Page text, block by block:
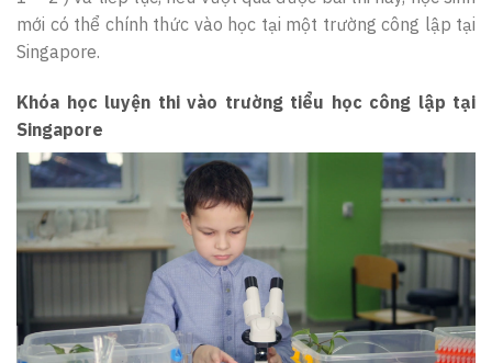
mới có thể chính thức vào học tại một trường công lập tại
Singapore.
Khóa học luyện thi vào trường tiểu học công lập tại
Singapore